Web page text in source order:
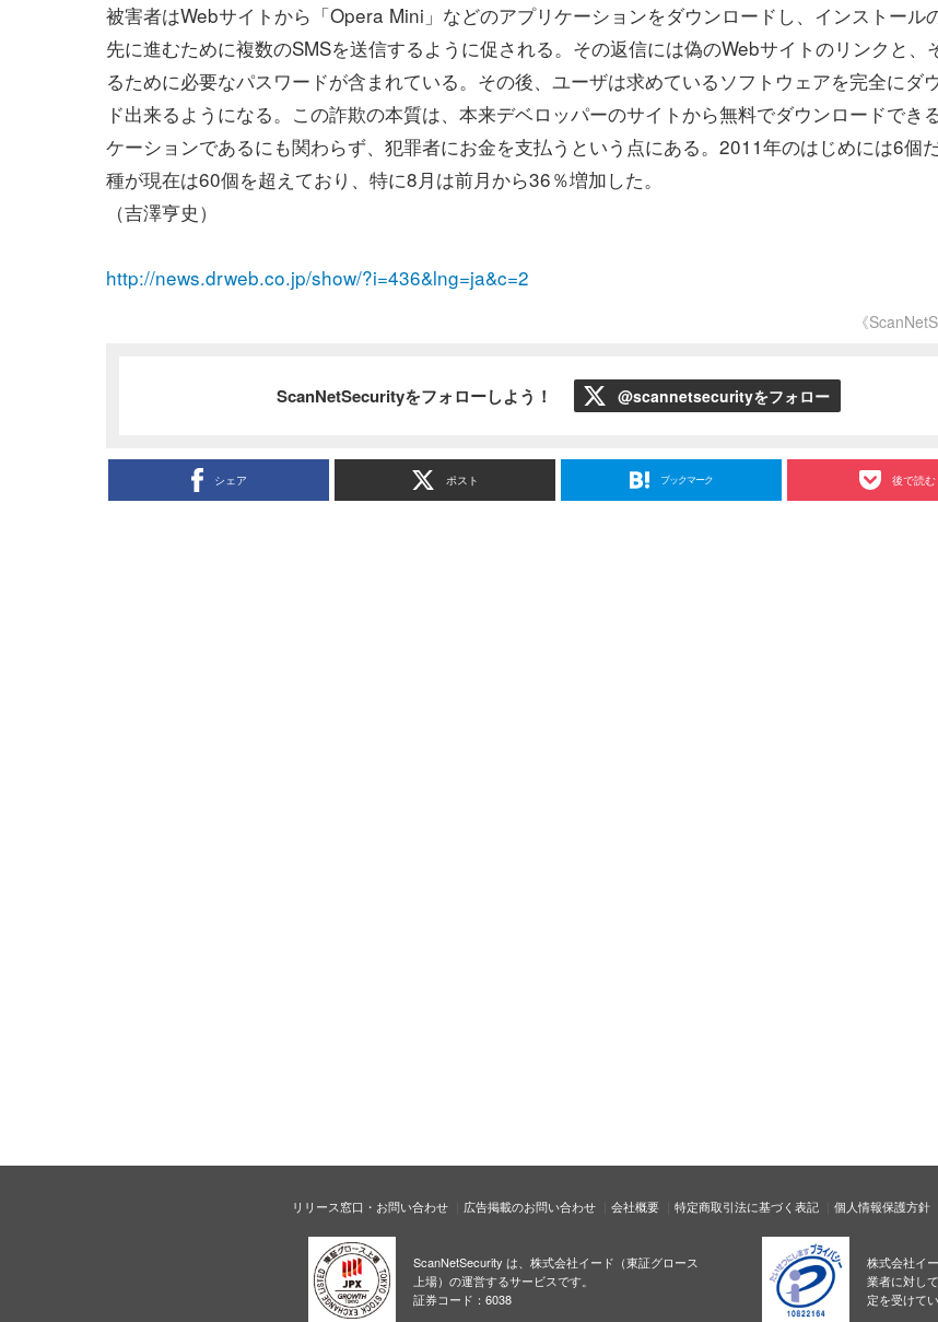
被害者はWebサイトから「Opera Mini」などのアプリケーションをダウンロードし、インストール
先に進むために複数のSMSを送信するように促される。その返信には偽のWebサイトのリンクと、
るために必要なパスワードが含まれている。その後、ユーザは求めているソフトウェアを完全にダ
ド出来るようになる。この詐欺の本質は、本来デベロッパーのサイトから無料でダウンロードでき
ケーションであるにも関わらず、犯罪者にお金を支払うという点にある。2011年のはじめには6個
種が現在は60個を超えており、特に8月は前月から36％増加した。
（吉澤亨史）
http://news.drweb.co.jp/show/?i=436&lng=ja&c=2
《
ScanNetSecurityをフォローしよう！ @scannetsecurityをフォロー
シェア ポスト ブックマーク 後で読む
リリース窓口・お問い合わせ 広告掲載のお問い合わせ 会社概要 特定商取引法に基づく表記 個人情報保護方針
ScanNetSecurity は、株式会社イード（東証グロース
上場）の運営するサービスです。
証券コード：6038
株式会社イ
業者に対し
定を受けてい